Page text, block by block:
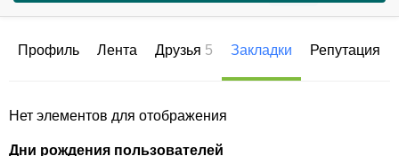
Профиль Лента Друзья 5 Закладки Репутация
Нет элементов для отображения
Дни рождения пользователей